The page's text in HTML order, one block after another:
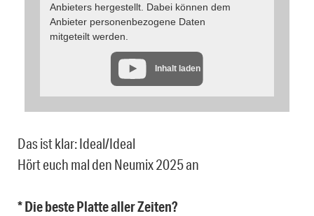
Anbieters hergestellt. Dabei können dem
Anbieter personenbezogene Daten
mitgeteilt werden.
Inhalt laden
Das ist klar: Ideal/Ideal
Hört euch mal den Neumix 2025 an
* Die beste Platte aller Zeiten?